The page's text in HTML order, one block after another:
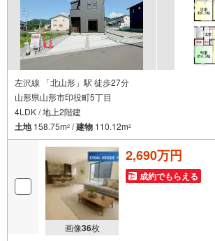
左沢線 「北山形」駅 徒歩27分
山形県山形市印役町5丁目
4LDK / 地上2階建
土地158.75m2 /建物 110.12m2
画像36枚
2,690万円
成約でもらえる